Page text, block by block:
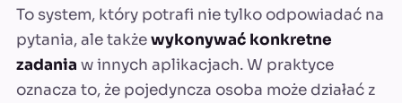
To system, który potrafi nie tylko odpowiadać na
pytania, ale takżewykonywać konkretne
zadania w innych aplikacjach. W praktyce
oznacza to, że pojedyncza osoba może działać z